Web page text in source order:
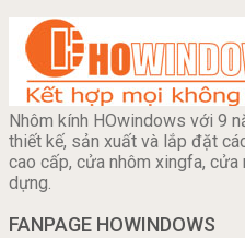
Nhôm kính HOwindows với 9
thiết kế, sản xuất và lắp đặt
cao cấp, cửa nhôm xingfa,
dựng.
FANPAGE HOWINDOWS